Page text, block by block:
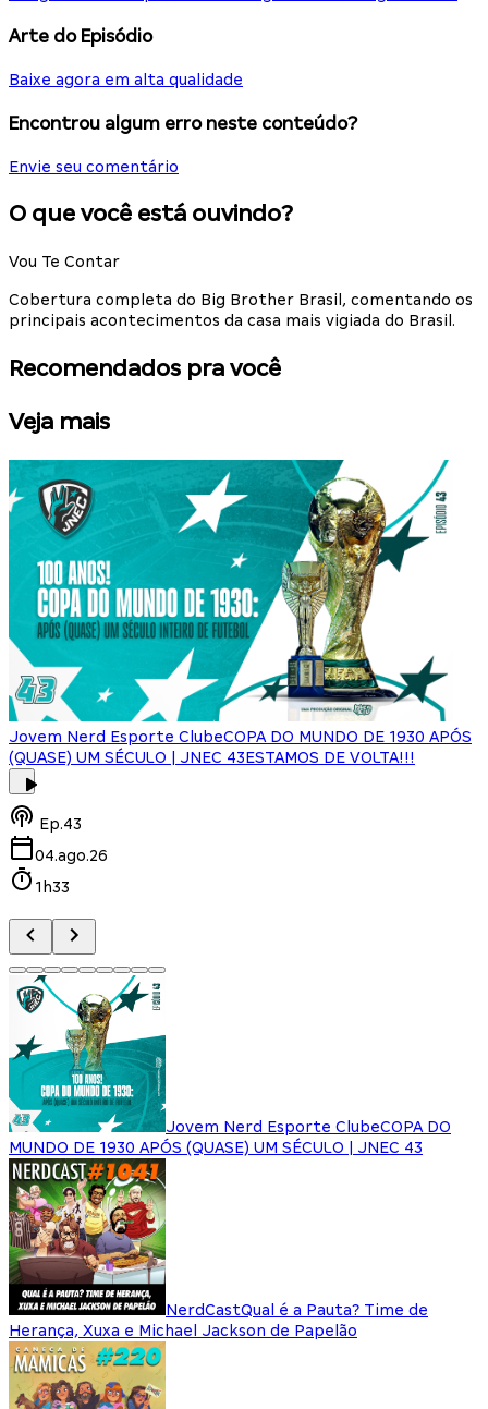
Arte do Episódio
Baixe agora em alta qualidade
Encontrou algum erro neste conteúdo?
Envie seu comentário
O que você está ouvindo?
Vou Te Contar
Cobertura completa do Big Brother Brasil, comentando os
principais acontecimentos da casa mais vigiada do Brasil.
Recomendados pra você
Veja mais
Jovem Nerd Esporte ClubeCOPA DO MUNDO DE 1930 APÓS
(QUASE) UM SÉCULO | JNEC 43ESTAMOS DE VOLTA!!!
Ep.43
04.ago.26
1h33
Jovem Nerd Esporte ClubeCOPA DO
MUNDO DE 1930 APÓS (QUASE) UM SÉCULO | JNEC 43
NerdCastQual é a Pauta? Time de
Herança, Xuxa e Michael Jackson de Papelão